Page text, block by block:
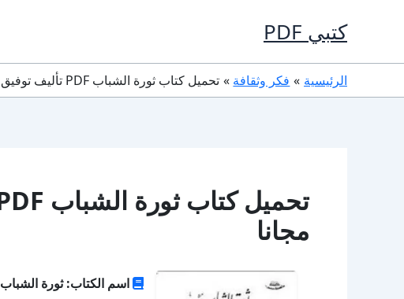
كتبي PDF
الرئيسية فكر وثقافة تحميل كتاب ثورة الشباب PDF تأليف توفيق الحكيم كامل مجانا
مجانا
اسم الكتاب: ثورة الشباب